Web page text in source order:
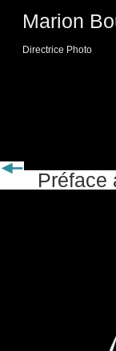
content
Marion
Directrice Photo
Préface